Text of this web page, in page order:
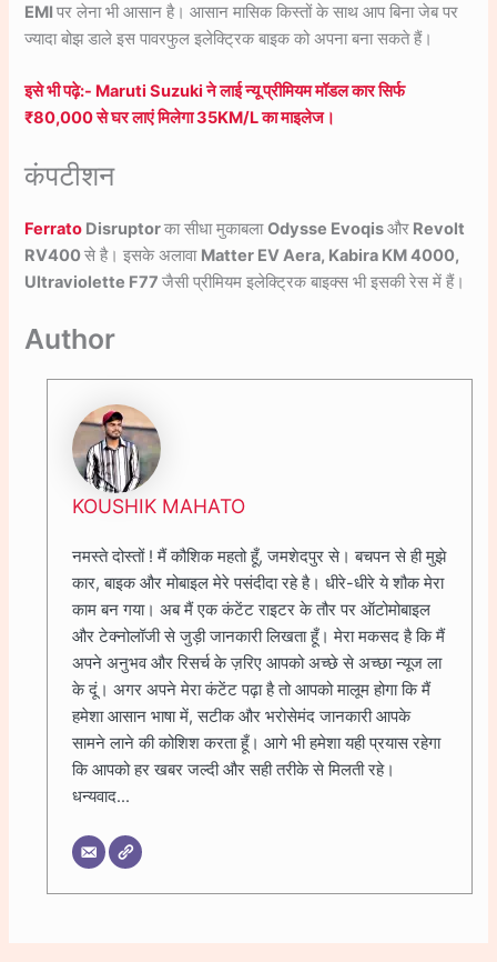
EMIपर लेना भी आसान है। आसान मासिक किस्तों के साथ आप बिना जेब पर
ज्यादा बोझ डाले इस पावरफुल इलेक्ट्रिक बाइक को अपना बना सकते हैं।
इसे भी पढ़े:- Maruti Suzuki ने लाई न्यू प्रीमियम मॉडल कार सिर्फ
₹80,000 से घर लाएं मिलेगा 35KM/L का माइलेज।
कंपटीशन
Ferrato Disruptorका सीधा मुकाबलाOdysse Evoqisऔर Revolt
RV400से है। इसके अलावा Matter EV Aera, Kabira KM 4000,
Ultraviolette F77जैसी प्रीमियम इलेक्ट्रिक बाइक्स भी इसकी रेस में हैं।
Author
KOUSHIK MAHATO
नमस्ते दोस्तों ! मैं कौशिक महतो हूँ, जमशेदपुर से। बचपन से ही मुझे
कार, बाइक और मोबाइल मेरे पसंदीदा रहे है। धीरे-धीरे ये शौक मेरा
काम बन गया। अब मैं एक कंटेंट राइटर के तौर पर ऑटोमोबाइल
और टेक्नोलॉजी से जुड़ी जानकारी लिखता हूँ। मेरा मकसद है कि मैं
अपने अनुभव और रिसर्च के ज़रिए आपको अच्छे से अच्छा न्यूज ला
के दूं। अगर अपने मेरा कंटेंट पढ़ा है तो आपको मालूम होगा कि मैं
हमेशा आसान भाषा में, सटीक और भरोसेमंद जानकारी आपके
सामने लाने की कोशिश करता हूँ। आगे भी हमेशा यही प्रयास रहेगा
कि आपको हर खबर जल्दी और सही तरीके से मिलती रहे।
धन्यवाद...